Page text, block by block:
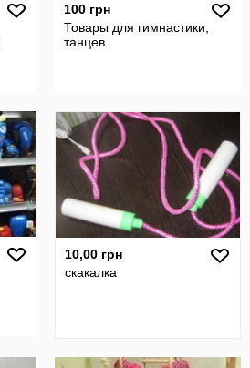
100 грн
Товары для гимнастики,
танцев.
10,00 грн
скакалка